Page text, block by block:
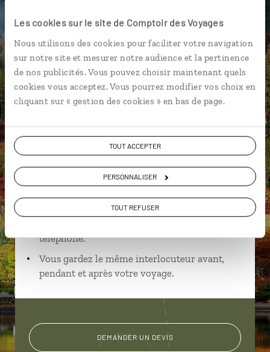
Les cookies sur le site de Comptoir des Voyages
Nous utilisons des cookies pour faciliter votre navigation
sur notre site et mesurer notre audience et la pertinence
de nos publicités. Vous pouvez choisir maintenant quels
cookies vous acceptez. Vous pourrez modifier vos choix en
cliquant sur « gestion des cookies » en bas de page.
TOUT ACCEPTER
PERSONNALISER
TOUT REFUSER
Arthur's Seat
Lisa,
spécialiste Ecosse
Suivez vos envies et demandez conseils à nos
Ils sauront organiser votre itinéraire au plus
près de vos envies et de la réalité du pays.
Échangez en face à face ou depuis nos studios
téléphone.
Vous gardez le même interlocuteur avant,
pendant et après votre voyage.
DEMANDER UN DEVIS